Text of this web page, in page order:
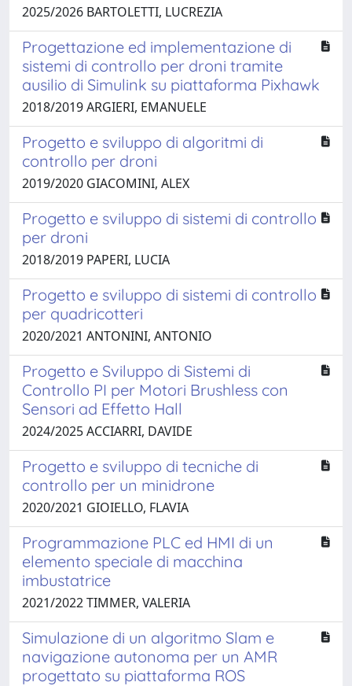
2025/2026 BARTOLETTI, LUCREZIA
Progettazione ed implementazione di
sistemi di controllo per droni tramite
ausilio di Simulink su piattaforma Pixhawk
2018/2019 ARGIERI, EMANUELE
Progetto e sviluppo di algoritmi di
controllo per droni
2019/2020 GIACOMINI, ALEX
Progetto e sviluppo di sistemi di controllo
per droni
2018/2019 PAPERI, LUCIA
Progetto e sviluppo di sistemi di controllo
per quadricotteri
2020/2021 ANTONINI, ANTONIO
Progetto e Sviluppo di Sistemi di
Controllo PI per Motori Brushless con
Sensori ad Effetto Hall
2024/2025 ACCIARRI, DAVIDE
Progetto e sviluppo di tecniche di
controllo per un minidrone
2020/2021 GIOIELLO, FLAVIA
Programmazione PLC ed HMI di un
elemento speciale di macchina
imbustatrice
2021/2022 TIMMER, VALERIA
Simulazione di un algoritmo Slam e
navigazione autonoma per un AMR
progettato su piattaforma ROS